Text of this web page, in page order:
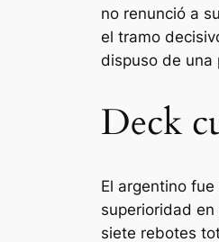
no renunció a
el tramo
dispuso de una
Deck
El argentino
superioridad
siete rebotes